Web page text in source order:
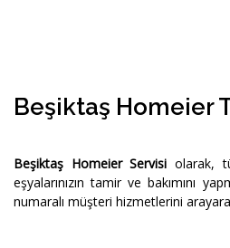
Beşiktaş Homeier
Beşiktaş Homeier Servisi olarak,
eşyalarınızın tamir ve bakımını
numaralı müşteri hizmetlerini